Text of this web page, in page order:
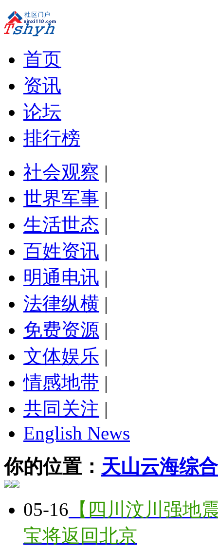
首页
资讯
论坛
排行榜
社会观察 |
世界军事 |
生活世态 |
百姓资讯 |
明通电讯 |
法律纵横 |
免费资源 |
文体娱乐 |
情感地带 |
共同关注 |
English News
你的位置： 天山云海综
05-16 【四川汶川强地
宝将返回北京